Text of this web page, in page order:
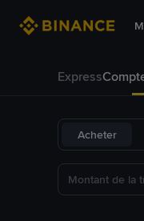
Express
Acheter